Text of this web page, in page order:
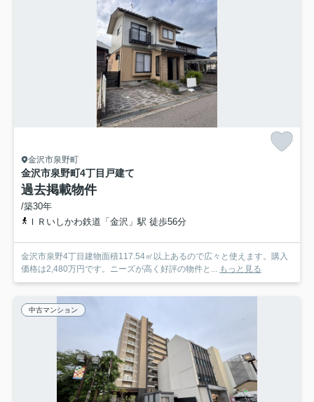
金沢市泉野町
金沢市泉野町4丁目戸建て
過去掲載物件
/築30年
ＩＲいしかわ鉄道「金沢」駅 徒歩56分
金沢市泉野4丁目建物面積117.54㎡以上あるので広々と使えます。購入
価格は2,480万円です。ニーズが高く好評の物件と... もっと見る
中古マンション